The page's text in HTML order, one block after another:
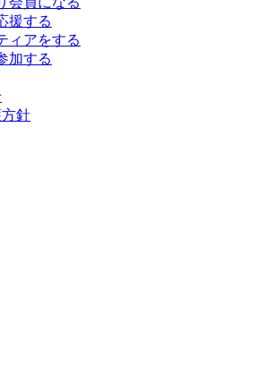
援する
ィアをする
加する
針